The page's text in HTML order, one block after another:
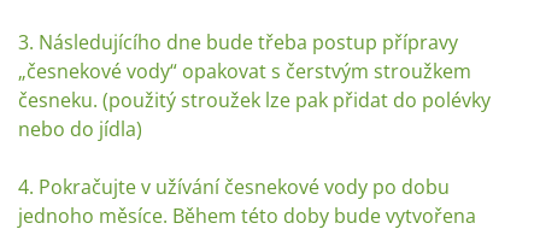
3. Následujícího dne bude třeba postup přípravy
„česnekové vody“ opakovat s čerstvým stroužkem
česneku. (použitý stroužek lze pak přidat do polévky
nebo do jídla)
4. Pokračujte v užívání česnekové vody po dobu
jednoho měsíce. Během této doby bude vytvořena